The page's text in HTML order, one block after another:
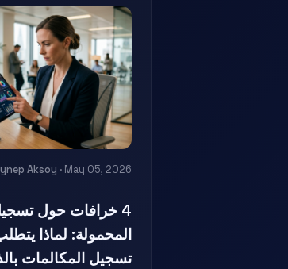
Aksoy · May 05, 2026
4 خرافات حول
تسجيل المكالمات